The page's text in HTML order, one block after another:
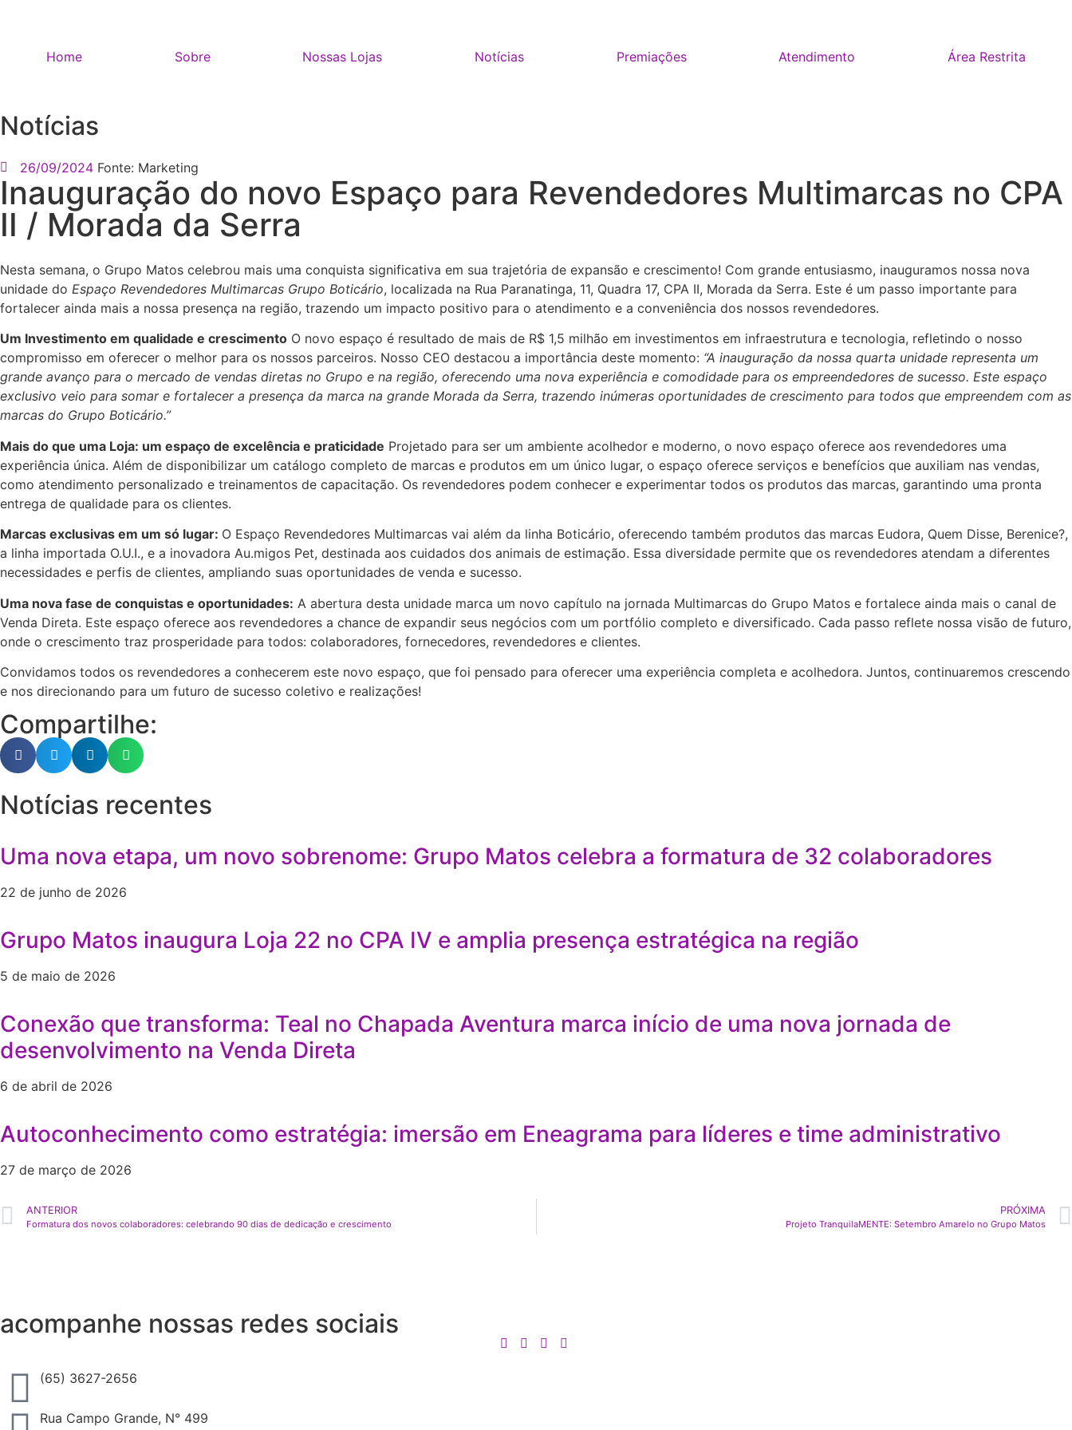
Home Sobre Nossas Lojas Notícias Premiações Atendimento Área Restrita
Notícias
26/09/2024 Fonte: Marketing
Inauguração do novo Espaço para Revendedores Multimarcas no CPA
II / Morada da Serra
Nesta semana, o Grupo Matos celebrou mais uma conquista significativa em sua trajetória de expansão e crescimento! Com grande entusiasmo, inauguramos nossa nova
unidade do Espaço Revendedores Multimarcas Grupo Boticário, localizada na Rua Paranatinga, 11, Quadra 17, CPA II, Morada da Serra. Este é um passo importante para
fortalecer ainda mais a nossa presença na região, trazendo um impacto positivo para o atendimento e a conveniência dos nossos revendedores.
Um Investimento em qualidade e crescimento O novo espaço é resultado de mais de R$ 1,5 milhão em investimentos em infraestrutura e tecnologia, refletindo o nosso
compromisso em oferecer o melhor para os nossos parceiros. Nosso CEO destacou a importância deste momento: “A inauguração da nossa quarta unidade representa um
grande avanço para o mercado de vendas diretas no Grupo e na região, oferecendo uma nova experiência e comodidade para os empreendedores de sucesso. Este espaço
exclusivo veio para somar e fortalecer a presença da marca na grande Morada da Serra, trazendo inúmeras oportunidades de crescimento para todos que empreendem com as
marcas do Grupo Boticário.”
Mais do que uma Loja: um espaço de excelência e praticidade Projetado para ser um ambiente acolhedor e moderno, o novo espaço oferece aos revendedores uma
experiência única. Além de disponibilizar um catálogo completo de marcas e produtos em um único lugar, o espaço oferece serviços e benefícios que auxiliam nas vendas,
como atendimento personalizado e treinamentos de capacitação. Os revendedores podem conhecer e experimentar todos os produtos das marcas, garantindo uma pronta
entrega de qualidade para os clientes.
Marcas exclusivas em um só lugar: O Espaço Revendedores Multimarcas vai além da linha Boticário, oferecendo também produtos das marcas Eudora, Quem Disse, Berenice?,
a linha importada O.U.I., e a inovadora Au.migos Pet, destinada aos cuidados dos animais de estimação. Essa diversidade permite que os revendedores atendam a diferentes
necessidades e perfis de clientes, ampliando suas oportunidades de venda e sucesso.
Uma nova fase de conquistas e oportunidades: A abertura desta unidade marca um novo capítulo na jornada Multimarcas do Grupo Matos e fortalece ainda mais o canal de
Venda Direta. Este espaço oferece aos revendedores a chance de expandir seus negócios com um portfólio completo e diversificado. Cada passo reflete nossa visão de futuro,
onde o crescimento traz prosperidade para todos: colaboradores, fornecedores, revendedores e clientes.
Convidamos todos os revendedores a conhecerem este novo espaço, que foi pensado para oferecer uma experiência completa e acolhedora. Juntos, continuaremos crescendo
e nos direcionando para um futuro de sucesso coletivo e realizações!
Compartilhe:
Notícias recentes
Uma nova etapa, um novo sobrenome: Grupo Matos celebra a formatura de 32 colaboradores
22 de junho de 2026
Grupo Matos inaugura Loja 22 no CPA IV e amplia presença estratégica na região
5 de maio de 2026
Conexão que transforma: Teal no Chapada Aventura marca início de uma nova jornada de
desenvolvimento na Venda Direta
6 de abril de 2026
Autoconhecimento como estratégia: imersão em Eneagrama para líderes e time administrativo
27 de março de 2026
ANTERIOR
Formatura dos novos colaboradores: celebrando 90 dias de dedicação e crescimento
PRÓXIMA
Projeto TranquilaMENTE: Setembro Amarelo no Grupo Matos
acompanhe nossas redes sociais
(65) 3627-2656
Rua Campo Grande, N° 499